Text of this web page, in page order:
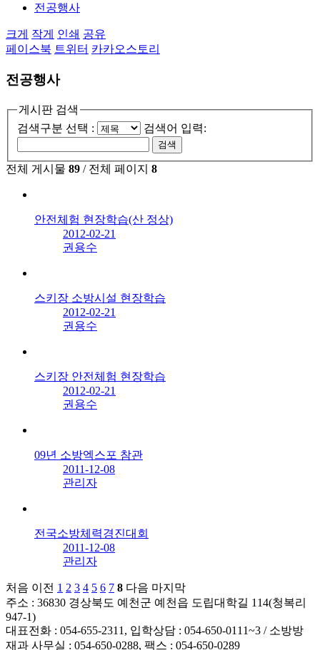
전공행사
크게 작게 인쇄 공유
페이스북 트위터 카카오스토리
전공행사
게시판 검색
검색구분 선택 :
검색어 입력:
전체 게시물 89 / 전체 페이지 8
안전체험 현장학습(산 정상)
2012-02-21
권용수
스키장 소방시설 현장학습
2012-02-21
권용수
스키장 안전체험 현장학습
2012-02-21
권용수
09년 소방엑스포 참관
2011-12-08
관리자
전국소방체력경진대회
2011-12-08
관리자
처음 이전 1 2 3 4 5 6 7 8 다음 마지막
주소 : 36830 경상북도 예천군 예천읍 도립대학길 114(청복리
947-1)
대표전화 : 054-655-2311, 입학상담 : 054-650-0111~3 / 소방방
재과 사무실 : 054-650-0288, 팩스 : 054-650-0289